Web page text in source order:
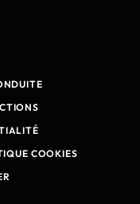
COOKIES